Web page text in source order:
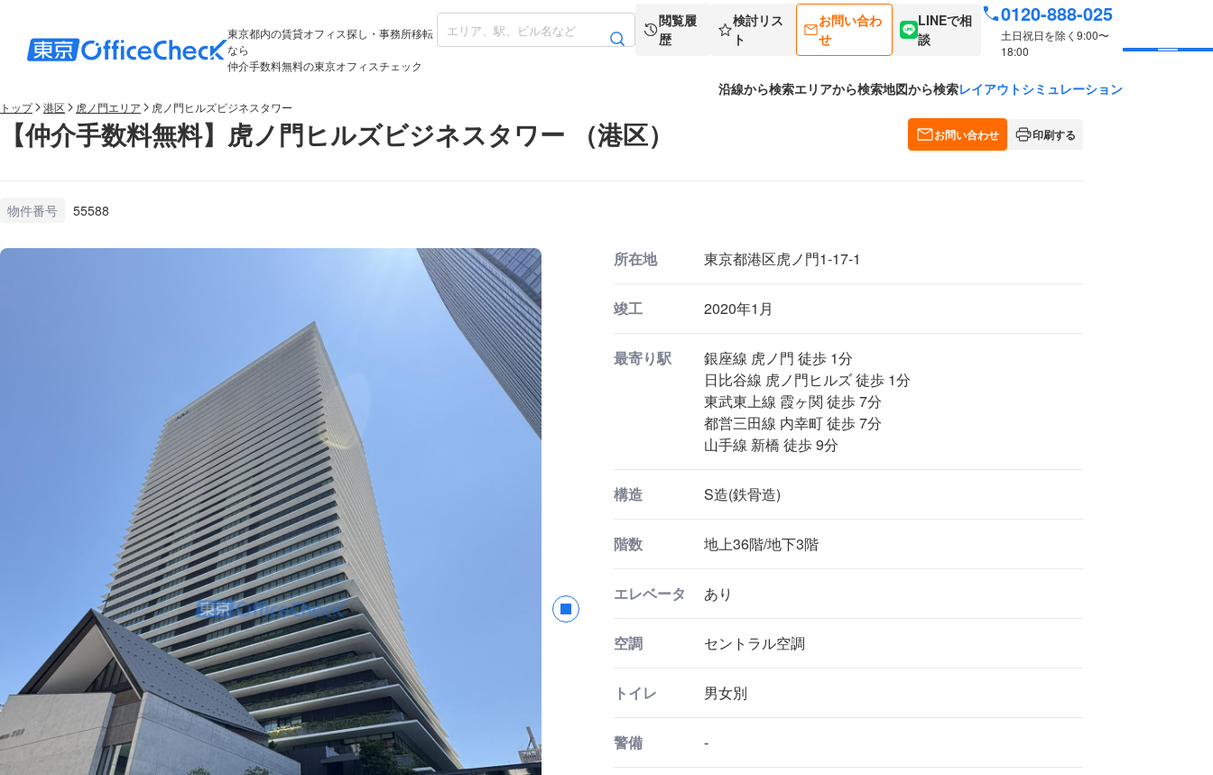
東京都内の賃貸オフィス探し・事務所移転
なら
仲介手数料無料の東京オフィスチェック
閲覧履
歴
検討リス
ト
お問い合わ
せ
LINEで相
談
0120-888-025
土日祝日を除く9:00〜
18:00
沿線から検索エリアから検索地図から検索レイアウトシミュレーション
トップ 港区 虎ノ門エリア 虎ノ門ヒルズビジネスタワー
【仲介手数料無料】虎ノ門ヒルズビジネスタワー （港区） お問い合わせ 印刷する
物件番号 55588
所在地 東京都港区虎ノ門1-17-1
竣工 2020年1月
最寄り駅
銀座線 虎ノ門 徒歩 1分
日比谷線 虎ノ門ヒルズ 徒歩 1分
東武東上線 霞ヶ関 徒歩 7分
都営三田線 内幸町 徒歩 7分
山手線 新橋 徒歩 9分
構造 S造(鉄骨造)
階数 地上36階/地下3階
エレベータ あり
空調 セントラル空調
トイレ 男女別
警備 -